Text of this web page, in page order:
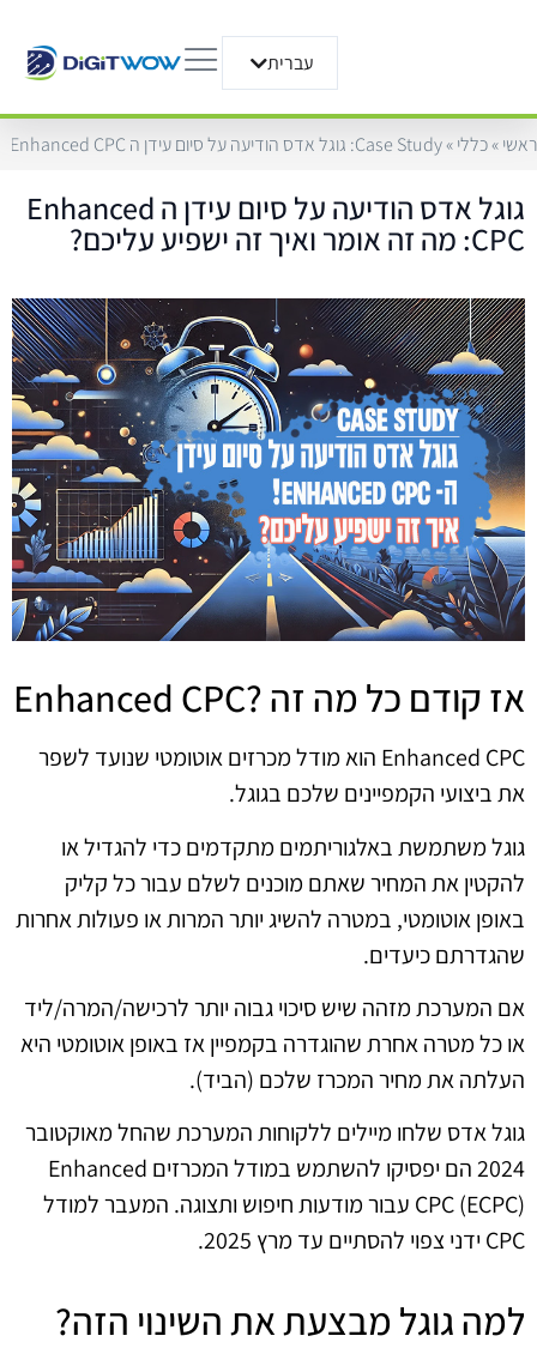
עבריתEnglish
ראשי»כללי»Case Study: גוגל אדס הודיעה על סיום עידן ה Enhanced CPC: מה זה אומר ואיך זה ישפיע עליכם?
גוגל אדס הודיעה על סיום עידן ה Enhanced
CPC: מה זה אומר ואיך זה ישפיע עליכם?
אז קודם כל מה זה ?Enhanced CPC
Enhanced CPC הוא מודל מכרזים אוטומטי שנועד לשפר
את ביצועי הקמפיינים שלכם בגוגל.
גוגל משתמשת באלגוריתמים מתקדמים כדי להגדיל או
להקטין את המחיר שאתם מוכנים לשלם עבור כל קליק
באופן אוטומטי, במטרה להשיג יותר המרות או פעולות אחרות
שהגדרתם כיעדים.
אם המערכת מזהה שיש סיכוי גבוה יותר לרכישה/המרה/ליד
או כל מטרה אחרת שהוגדרה בקמפיין אז באופן אוטומטי היא
העלתה את מחיר המכרז שלכם (הביד).
גוגל אדס שלחו מיילים ללקוחות המערכת שהחל מאוקטובר
2024 הם יפסיקו להשתמש במודל המכרזים Enhanced
CPC (ECPC) עבור מודעות חיפוש ותצוגה. המעבר למודל
CPC ידני צפוי להסתיים עד מרץ 2025.
למה גוגל מבצעת את השינוי הזה?